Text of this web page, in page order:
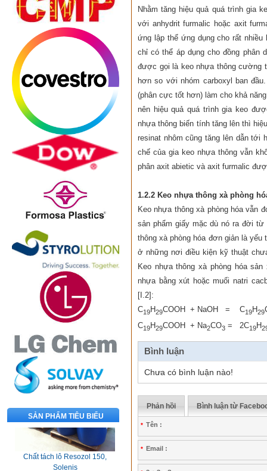
SẢN PHẨM TIÊU BIỂU
Chất tách lô Resozol 150,
Solenis
Chi tiết Mua hàng
Nhằm tăng hiệu quả quá trình gia
với anhydrit furmalic hoặc axit
ứng lập thể ứng dụng cho rất nhiều
chỉ có thể áp dụng cho đồng phân
được gọi là keo nhựa thông cường
hơn so với nhóm carboxyl ban
(phân cực tốt hơn) làm cho khả
nên hiệu quả quá trình gia keo
nhựa thông biến tính tăng lên thì
resinat nhôm cũng tăng lên dẫn tới
chế của gia keo nhựa thông vẫn
phân axit abietic và axit furmalic
1.2.2 Keo nhựa thông xà phòng
Keo nhựa thông xà phòng hóa vẫn
sản phẩm giấy mặc dù nó ra đời
thông xà phòng hóa đơn giản là
ở những nơi điều kiện kỹ thuật
Keo nhựa thông xà phòng hóa
nhựa bằng xút hoặc muối natri
[I.2]:
C19H29COOH + NaOH = C19H29
C19H29COOH + Na2CO3 = 2C19H
Bình luận
Chưa có bình luận nào!
Phản hồi Bình luận từ
* Tên :
* Email :